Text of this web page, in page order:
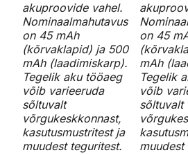
akuproovide vahel.
Nominaalmahutavus
on 45 mAh
(kõrvaklapid) ja 500
mAh (laadimiskarp).
Tegelik aku tööaeg
võib varieeruda
sõltuvalt
võrgukeskkonnast,
kasutusmustritest ja
muudest teguritest.
on 45
mAh
Tegelik
võib
sõltuvalt